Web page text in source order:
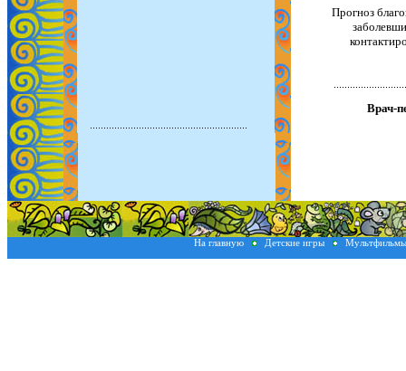
Прогноз
Врач-
На главную Детские игры Мультфильмы